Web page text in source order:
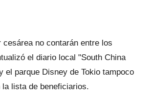
cesárea no contarán entre los
el diario local "South China
el parque Disney de Tokio tampoco
lista de beneficiarios.